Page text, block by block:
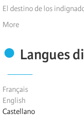
El destino de los
More
Langues
Français
English
Castellano